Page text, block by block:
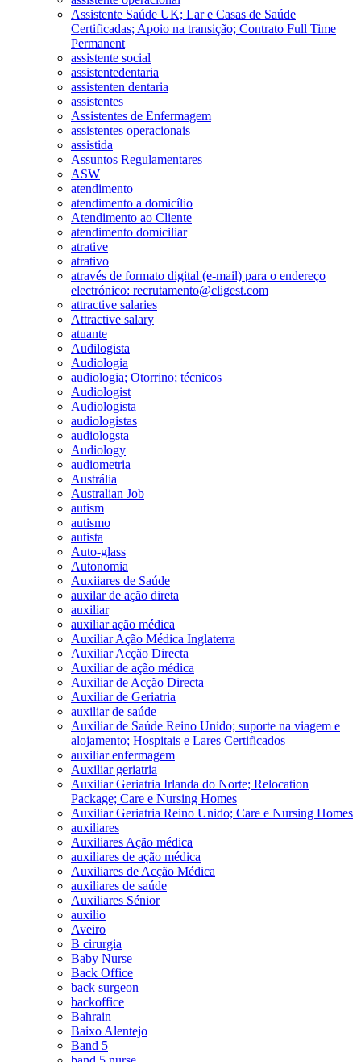
Assistente Saúde UK; Lar e Casas de Saúde
Certificadas; Apoio na transição; Contrato Full Time
Permanent
assistente social
assistentedentaria
assistenten dentaria
assistentes
Assistentes de Enfermagem
assistentes operacionais
assistida
Assuntos Regulamentares
ASW
atendimento
atendimento a domicílio
Atendimento ao Cliente
atendimento domiciliar
atrative
atrativo
através de formato digital (e-mail) para o endereço
electrónico: recrutamento@cligest.com
attractive salaries
Attractive salary
atuante
Audilogista
Audiologia
audiologia; Otorrino; técnicos
Audiologist
Audiologista
audiologistas
audiologsta
Audiology
audiometria
Austrália
Australian Job
autism
autismo
autista
Auto-glass
Autonomia
Auxiiares de Saúde
auxilar de ação direta
auxiliar
auxiliar ação médica
Auxiliar Ação Médica Inglaterra
Auxiliar Acção Directa
Auxiliar de ação médica
Auxiliar de Acção Directa
Auxiliar de Geriatria
auxiliar de saúde
Auxiliar de Saúde Reino Unido; suporte na viagem e
alojamento; Hospitais e Lares Certificados
auxiliar enfermagem
Auxiliar geriatria
Auxiliar Geriatria Irlanda do Norte; Relocation
Package; Care e Nursing Homes
Auxiliar Geriatria Reino Unido; Care e Nursing Homes
auxiliares
Auxiliares Ação médica
auxiliares de ação médica
Auxiliares de Acção Médica
auxiliares de saúde
Auxiliares Sénior
auxilio
Aveiro
B cirurgia
Baby Nurse
Back Office
back surgeon
backoffice
Bahrain
Baixo Alentejo
Band 5